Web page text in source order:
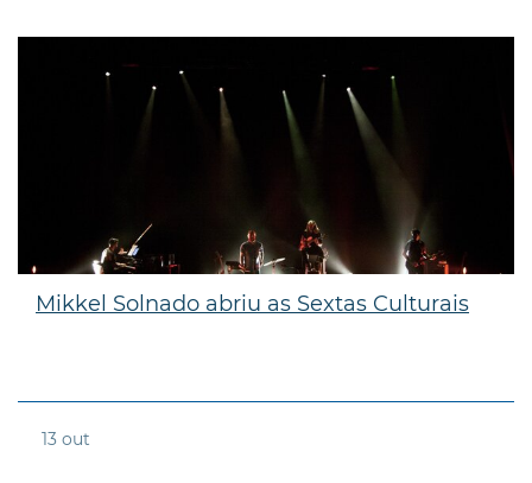
Mikkel Solnado abriu as Sextas Culturais
13 out